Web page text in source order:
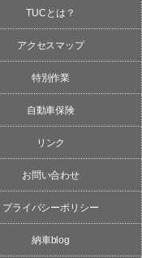
TUCとは？
アクセスマップ
特別作業
自動車保険
リンク
お問い合わせ
プライバシーポリシー
納車blog